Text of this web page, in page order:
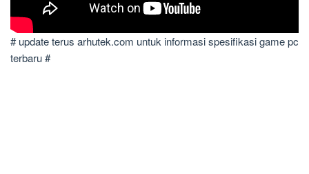
# update terus arhutek.com untuk informasi spesifikasi game pc
terbaru #